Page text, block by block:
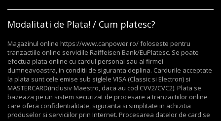
Modalitati de Plata! / Cum platesc?
Magazinul online https://www.canpower.ro/ foloseste pentru
tranzactiile online serviciile Raiffeisen Bank/EuPlatesc. Se poate
efectua plata online cu cardul personal sau al firmei
dumneavoastra, in conditii de siguranta deplina. Cardurile acceptate
la plata sunt cele emise sub siglele VISA (Classic si Electron) si
MASTERCARD(inclusiv Maestro, daca au cod CVV2/CVC2). Plata se
bazeaza pe un sistem securizat de procesare a tranzactiilor online
care ofera confidentialitate, siguranta si simplitate in achizitia
produselor si serviciilor prin Internet. Procesarea datelor de card se